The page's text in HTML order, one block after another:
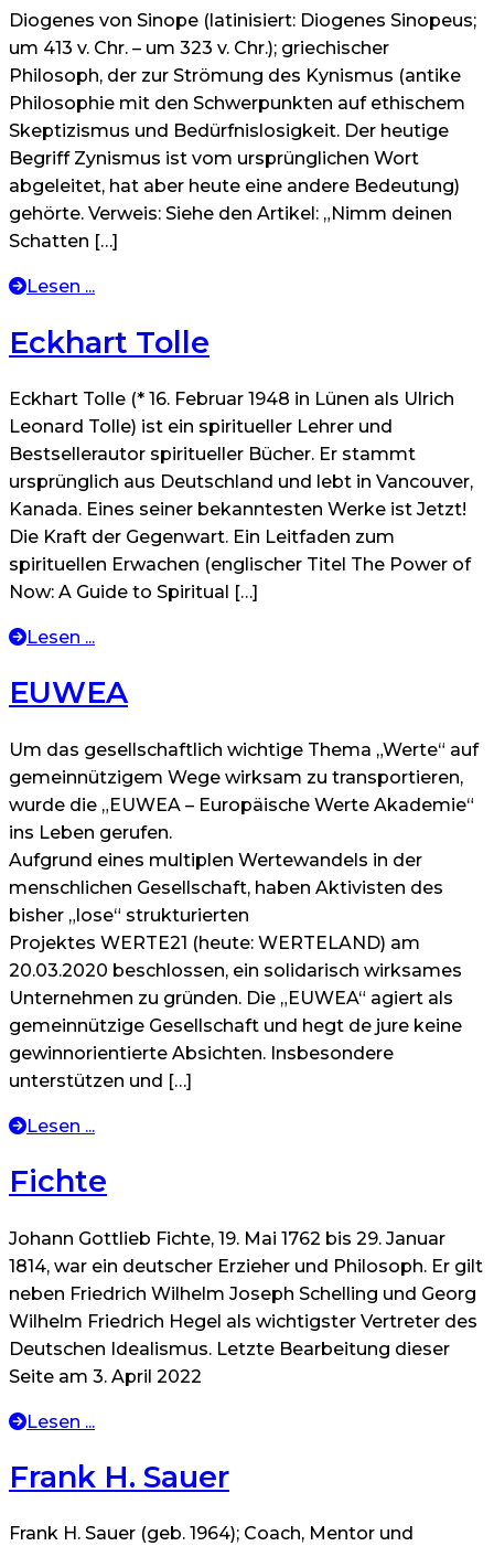
Diogenes von Sinope (latinisiert: Diogenes Sinopeus;
um 413 v. Chr. – um 323 v. Chr.); griechischer
Philosoph, der zur Strömung des Kynismus (antike
Philosophie mit den Schwerpunkten auf ethischem
Skeptizismus und Bedürfnislosigkeit. Der heutige
Begriff Zynismus ist vom ursprünglichen Wort
abgeleitet, hat aber heute eine andere Bedeutung)
gehörte. Verweis: Siehe den Artikel: „Nimm deinen
Schatten […]
Lesen ...
Eckhart Tolle
Eckhart Tolle (* 16. Februar 1948 in Lünen als Ulrich
Leonard Tolle) ist ein spiritueller Lehrer und
Bestsellerautor spiritueller Bücher. Er stammt
ursprünglich aus Deutschland und lebt in Vancouver,
Kanada. Eines seiner bekanntesten Werke ist Jetzt!
Die Kraft der Gegenwart. Ein Leitfaden zum
spirituellen Erwachen (englischer Titel The Power of
Now: A Guide to Spiritual […]
Lesen ...
EUWEA
Um das gesellschaftlich wichtige Thema „Werte“ auf
gemeinnützigem Wege wirksam zu transportieren,
wurde die „EUWEA – Europäische Werte Akademie“
ins Leben gerufen.
Aufgrund eines multiplen Wertewandels in der
menschlichen Gesellschaft, haben Aktivisten des
bisher „lose“ strukturierten
Projektes WERTE21 (heute: WERTELAND) am
20.03.2020 beschlossen, ein solidarisch wirksames
Unternehmen zu gründen. Die „EUWEA“ agiert als
gemeinnützige Gesellschaft und hegt de jure keine
gewinnorientierte Absichten. Insbesondere
unterstützen und […]
Lesen ...
Fichte
Johann Gottlieb Fichte, 19. Mai 1762 bis 29. Januar
1814, war ein deutscher Erzieher und Philosoph. Er gilt
neben Friedrich Wilhelm Joseph Schelling und Georg
Wilhelm Friedrich Hegel als wichtigster Vertreter des
Deutschen Idealismus. Letzte Bearbeitung dieser
Seite am 3. April 2022
Lesen ...
Frank H. Sauer
Frank H. Sauer (geb. 1964); Coach, Mentor und